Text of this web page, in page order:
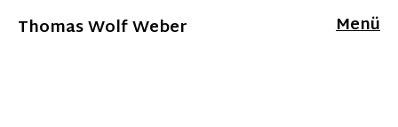
Thomas Wolf Weber Menü